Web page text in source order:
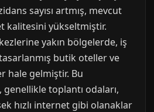
sayısı artmış, mevcut
kalitesini yükseltmiştir.
yakın bölgelerde, iş
butik oteller ve
hale gelmiştir. Bu
toplantı odaları,
hızlı internet gibi olanaklar